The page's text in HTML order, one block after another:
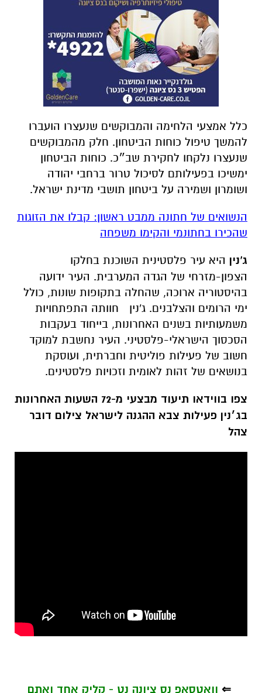
כלל אמצעי הלחימה והמבוקשים שנעצרו הועברו
להמשך טיפול כוחות הביטחון. חלק מהמבוקשים
שנעצרו נלקחו לחקירת שב״כ. כוחות הביטחון
ימשיכו בפעילותם לסיכול טרור ברחבי יהודה
ושומרון ושמירה על ביטחון תושבי מדינת ישראל.
הנשואים של חתונה ממבט ראשון: קבלו את הזוגות
שהכירו בחתונמי והקימו משפחה
ג'נין היא עיר פלסטינית השוכנת בחלקו
הצפון-מזרחי של הגדה המערבית. העיר ידועה
בהיסטוריה ארוכה, שהחלה בתקופות שונות, כולל
ימי הרומים והצלבנים. ג'נין חוותה התפתחויות
משמעותיות בשנים האחרונות, בייחוד בעקבות
הסכסוך הישראלי-פלסטיני. העיר נחשבת למוקד
חשוב של פעילות פוליטית וחברתית, ועוסקת
בנושאים של זהות לאומית וזכויות פלסטינים.
צפו בווידאו תיעוד מבצעי מ-72 השעות האחרונות
בג׳נין פעילות צבא ההגנה לישראל צילום דובר
צהל
⇐ וואטסאפ נס ציונה נט - קליק אחד ואתם